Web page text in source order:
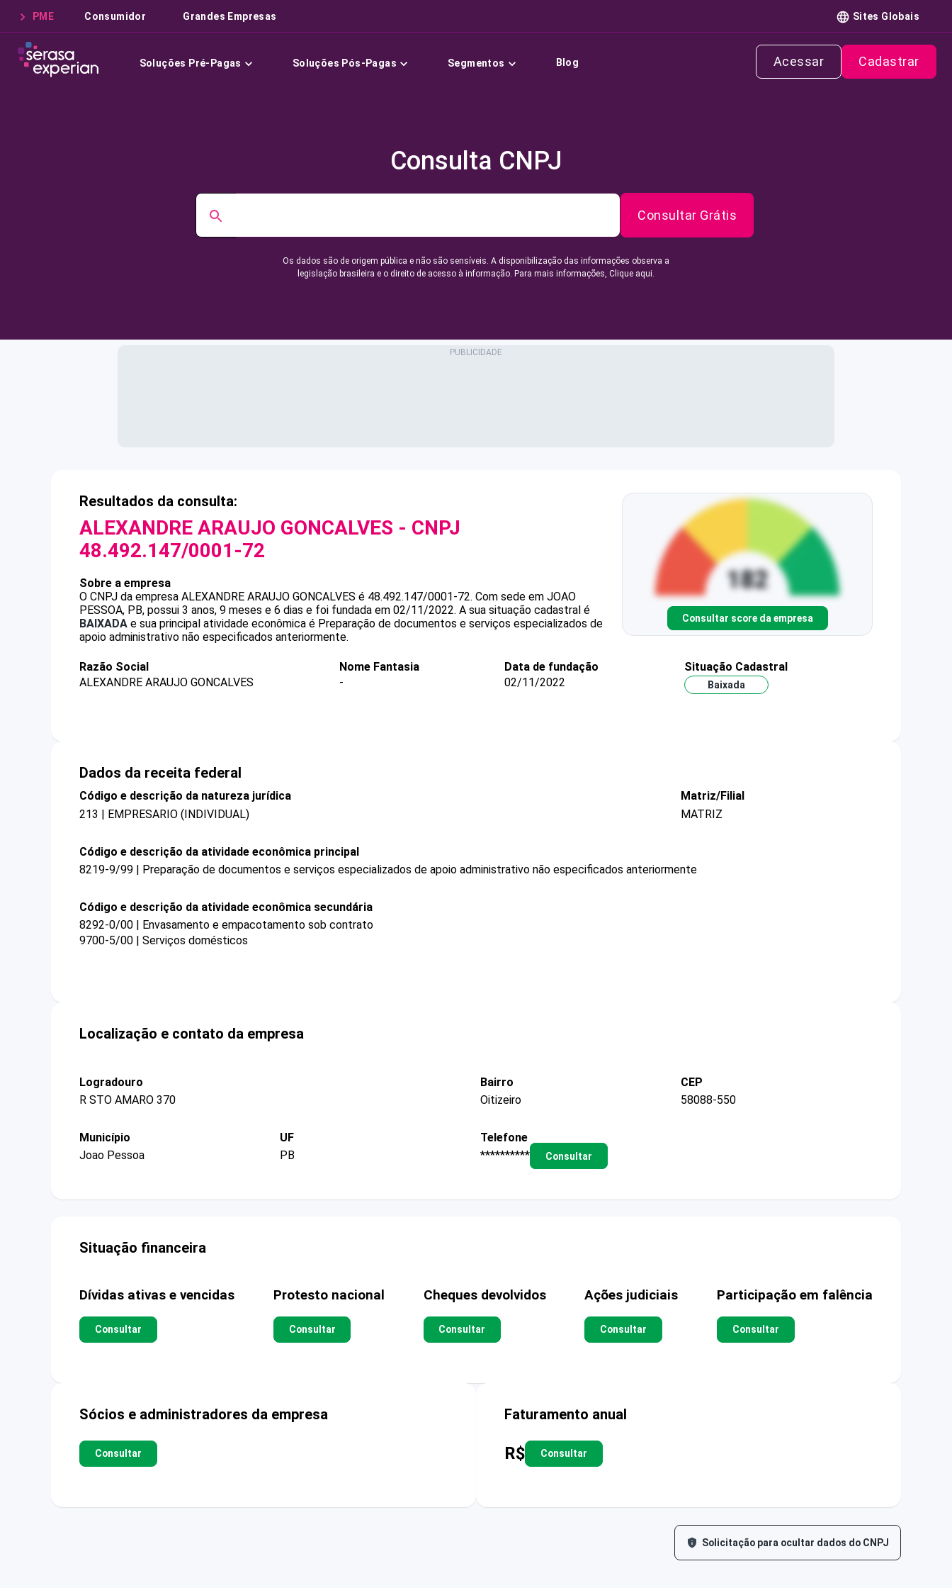
PME Consumidor Grandes Empresas Sites Globais
Soluções Pré-Pagas Soluções Pós-Pagas Segmentos Blog Acessar Cadastrar
Consulta CNPJ
Consultar Grátis
Os dados são de origem pública e não são sensíveis. A disponibilização das informações observa a
legislação brasileira e o direito de acesso à informação. Para mais informações, Clique aqui.
Resultados da consulta:
ALEXANDRE ARAUJO GONCALVES - CNPJ
48.492.147/0001-72
Sobre a empresa
O CNPJ da empresa ALEXANDRE ARAUJO GONCALVES é 48.492.147/0001-72. Com sede em JOAO
PESSOA, PB, possui 3 anos, 9 meses e 6 dias e foi fundada em 02/11/2022. A sua situação cadastral é
BAIXADA e sua principal atividade econômica é Preparação de documentos e serviços especializados de
apoio administrativo não especificados anteriormente.
Consultar score da empresa
Razão Social
ALEXANDRE ARAUJO GONCALVES
Nome Fantasia
-
Data de fundação
02/11/2022
Situação Cadastral
Baixada
Dados da receita federal
Código e descrição da natureza jurídica
213 | EMPRESARIO (INDIVIDUAL)
Matriz/Filial
MATRIZ
Código e descrição da atividade econômica principal
8219-9/99 | Preparação de documentos e serviços especializados de apoio administrativo não especificados anteriormente
Código e descrição da atividade econômica secundária
8292-0/00 | Envasamento e empacotamento sob contrato
9700-5/00 | Serviços domésticos
Localização e contato da empresa
Logradouro
R STO AMARO 370
Bairro
Oitizeiro
CEP
58088-550
Município
Joao Pessoa
UF
PB
Telefone
**********
Consultar
Situação financeira
Dívidas ativas e vencidas
Consultar
Protesto nacional
Consultar
Cheques devolvidos
Consultar
Ações judiciais
Consultar
Participação em falência
Consultar
Sócios e administradores da empresa
Consultar
Faturamento anual
R$ Consultar
Solicitação para ocultar dados do CNPJ